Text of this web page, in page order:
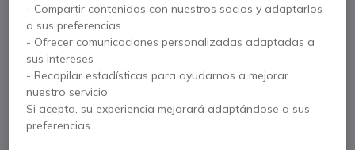
Características principales
Auricular contorno oreja
Botón PTT con pinza
Pinza sujeción en el cable
Toma jack 2 pin a 90º.
- Compartir contenidos con nuestros socios y adaptarlos
a sus preferencias
- Ofrecer comunicaciones personalizadas adaptadas a
sus intereses
- Recopilar estadísticas para ayudarnos a mejorar
nuestro servicio
Si acepta, su experiencia mejorará adaptándose a sus
preferencias.